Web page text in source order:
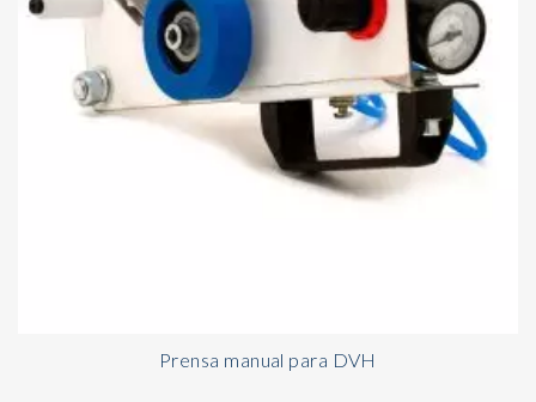
Prensa manual para DVH